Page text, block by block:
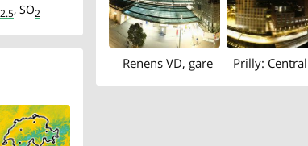
2.5, SO2
Renens VD, gare